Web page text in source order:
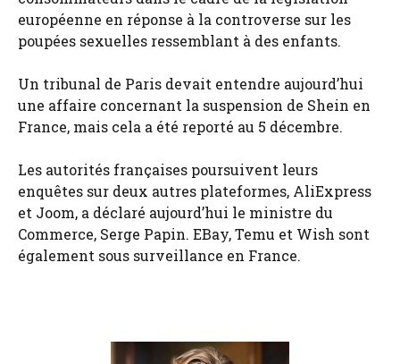
européenne en réponse à la controverse sur les
poupées sexuelles ressemblant à des enfants.
Un tribunal de Paris devait entendre aujourd’hui
une affaire concernant la suspension de Shein en
France, mais cela a été reporté au 5 décembre.
Les autorités françaises poursuivent leurs
enquêtes sur deux autres plateformes, AliExpress
et Joom, a déclaré aujourd’hui le ministre du
Commerce, Serge Papin. EBay, Temu et Wish sont
également sous surveillance en France.